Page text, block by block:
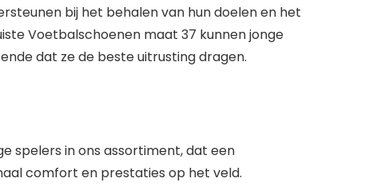
bij het behalen van hun doelen en het
Voetbalschoenen maat 37 kunnen jonge
dat ze de beste uitrusting dragen.
spelers in ons assortiment, dat een
comfort en prestaties op het veld.